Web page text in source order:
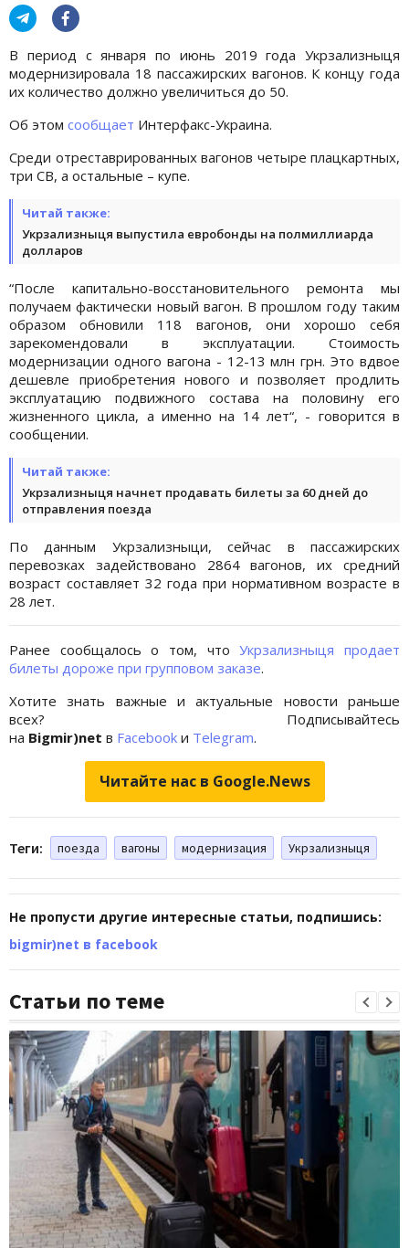
В период с января по июнь 2019 года Укрзализныця
модернизировала 18 пассажирских вагонов. К концу года
их количество должно увеличиться до 50.
Об этом сообщает Интерфакс-Украина.
Среди отреставрированных вагонов четыре плацкартных,
три СВ, а остальные – купе.
Читай также:
Укрзализныця выпустила евробонды на полмиллиарда
долларов
“После капитально-восстановительного ремонта мы
получаем фактически новый вагон. В прошлом году таким
образом обновили 118 вагонов, они хорошо себя
зарекомендовали в эксплуатации. Стоимость
модернизации одного вагона - 12-13 млн грн. Это вдвое
дешевле приобретения нового и позволяет продлить
эксплуатацию подвижного состава на половину его
жизненного цикла, а именно на 14 лет“, - говорится в
сообщении.
Читай также:
Укрзализныця начнет продавать билеты за 60 дней до
отправления поезда
По данным Укрзализныци, сейчас в пассажирских
перевозках задействовано 2864 вагонов, их средний
возраст составляет 32 года при нормативном возрасте в
28 лет.
Ранее сообщалось о том, чтоУкрзализныця продает
билеты дороже при групповом заказе.
Хотите знать важные и актуальные новости раньше
всех? Подписывайтесь
на Bigmir)net в Facebook и Telegram.
Читайте нас в Google.News
Теги: поезда вагоны модернизация Укрзализныця
Не пропусти другие интересные статьи, подпишись:
bigmir)net в facebook
Статьи по теме